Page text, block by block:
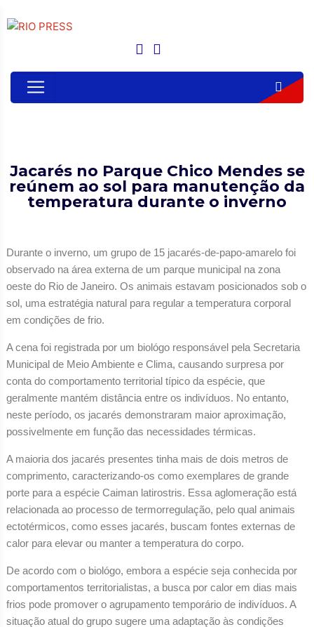
Jacarés no Parque Chico Mendes se
reúnem ao sol para manutenção da
temperatura durante o inverno
Durante o inverno, um grupo de 15 jacarés-de-papo-amarelo foi
observado na área externa de um parque municipal na zona
oeste do Rio de Janeiro. Os animais estavam posicionados sob o
sol, uma estratégia natural para regular a temperatura corporal
em condições de frio.
A cena foi registrada por um biológo responsável pela Secretaria
Municipal de Meio Ambiente e Clima, causando surpresa por
conta do comportamento territorial típico da espécie, que
geralmente mantém distância entre os indivíduos. No entanto,
neste período, os jacarés demonstraram maior aproximação,
possivelmente em função das necessidades térmicas.
A maioria dos jacarés presentes tinha mais de dois metros de
comprimento, caracterizando-os como exemplares de grande
porte para a espécie Caiman latirostris. Essa aglomeração está
relacionada ao processo de termorregulação, pelo qual animais
ectotérmicos, como esses jacarés, buscam fontes externas de
calor para elevar ou manter a temperatura do corpo.
De acordo com o biológo, embora a espécie seja conhecida por
comportamentos territorialistas, a busca por calor em dias mais
frios pode promover o agrupamento temporário de indivíduos. A
situação atual do grupo sugere uma adaptação às condições